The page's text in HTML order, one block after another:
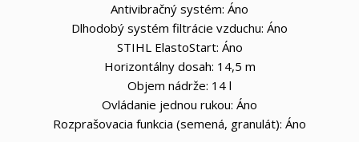
Antivibračný systém: Áno
Dlhodobý systém filtrácie vzduchu: Áno
STIHL ElastoStart: Áno
Horizontálny dosah: 14,5 m
Objem nádrže: 14 l
Ovládanie jednou rukou: Áno
Rozprašovacia funkcia (semená, granulát): Áno